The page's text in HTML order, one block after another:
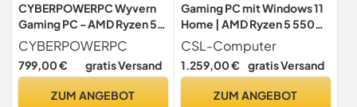
CYBERPOWERPC Wyvern
Gaming PC - AMD Ryzen 5
5500, Nvidia RTX 3050,
16GB RAM, 500GB NVMe
SSD, 650W PSU, Wi-Fi,
CYBERPOWERPC
799,00 € gratis Versand
ZUM ANGEBOT
Gaming PC mit Windows 11
Home | AMD Ryzen 5 5500
6x3.6GHz | RTX 5060 Ti
(8GB) | 1000GB M.2 NVMe |
32GB DDR4 RAM | WLAN |
Gamer Desktop Rechner
CSL-Computer
1.259,00 € gratis Versand
ZUM ANGEBOT